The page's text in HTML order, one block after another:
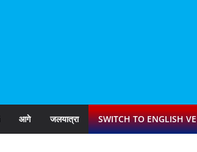
आगे जलयात्रा SWITCH TO ENGLISH